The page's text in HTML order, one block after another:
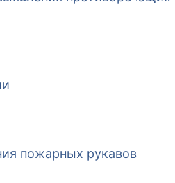
пожарных рукавов